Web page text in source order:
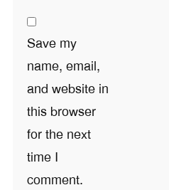
Save my
name, email,
and website in
this browser
for the next
time I
comment.